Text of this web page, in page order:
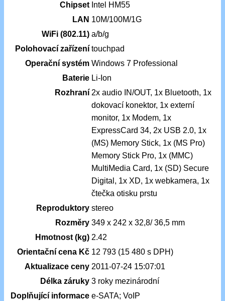
Chipset Intel HM55
LAN 10M/100M/1G
WiFi (802.11) a/b/g
Polohovací zařízení touchpad
Operační systém Windows 7 Professional
Baterie Li-Ion
Rozhraní 2x audio IN/OUT, 1x Bluetooth, 1x
dokovací konektor, 1x externí
monitor, 1x Modem, 1x
ExpressCard 34, 2x USB 2.0, 1x
(MS) Memory Stick, 1x (MS Pro)
Memory Stick Pro, 1x (MMC)
MultiMedia Card, 1x (SD) Secure
Digital, 1x XD, 1x webkamera, 1x
čtečka otisku prstu
Reproduktory stereo
Rozměry 349 x 242 x 32,8/ 36,5 mm
Hmotnost (kg) 2.42
Orientační cena Kč 12 793 (15 480 s DPH)
Aktualizace ceny 2011-07-24 15:07:01
Délka záruky 3 roky mezinárodní
Doplňující informace e-SATA; VoIP